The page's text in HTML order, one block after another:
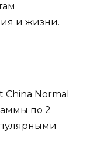
и жизни.
China Normal
по 2